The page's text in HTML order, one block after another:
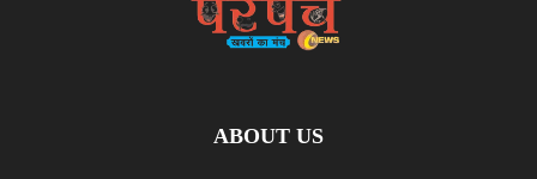
ABOUT US